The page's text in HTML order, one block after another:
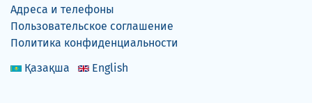
Адреса и телефоны
Пользовательское соглашение
Политика конфиденциальности
Қазақша
English